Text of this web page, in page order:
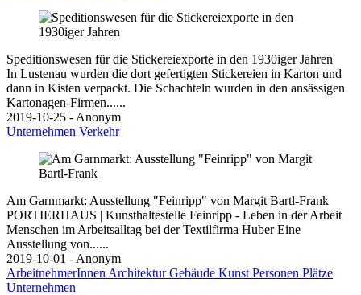
Speditionswesen für die Stickereiexporte in den 1930iger Jahren
In Lustenau wurden die dort gefertigten Stickereien in Karton und
dann in Kisten verpackt. Die Schachteln wurden in den ansässigen
Kartonagen-Firmen......
2019-10-25 - Anonym
Unternehmen Verkehr
Am Garnmarkt: Ausstellung "Feinripp" von Margit Bartl-Frank
PORTIERHAUS | Kunsthaltestelle Feinripp - Leben in der Arbeit
Menschen im Arbeitsalltag bei der Textilfirma Huber Eine
Ausstellung von......
2019-10-01 - Anonym
ArbeitnehmerInnen ArchitekturGebäude Kunst Personen Plätze
Unternehmen